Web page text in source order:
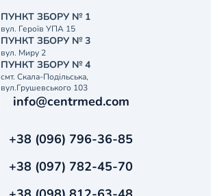
ПУНКТ ЗБОРУ № 1
вул. Героїв УПА 15
ПУНКТ ЗБОРУ № 3
вул. Миру 2
ПУНКТ ЗБОРУ № 4
смт. Скала-Подільська,
вул.Грушевського 103
info@centrmed.com
+38 (096) 796-36-85
+38 (097) 782-45-70